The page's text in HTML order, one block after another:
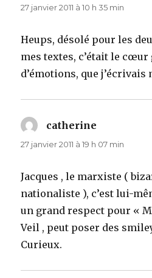
27 janvier 2011 à 10 h 35 min
Heups, désolé pour les
mes textes, c’était le
d’émotions, que j’écrivais
catherine
27 janvier 2011 à 19 h 07 min
Jacques , le marxiste (
nationaliste ), c’est lui-
un grand respect pour «
Veil , peut poser des
Curieux.